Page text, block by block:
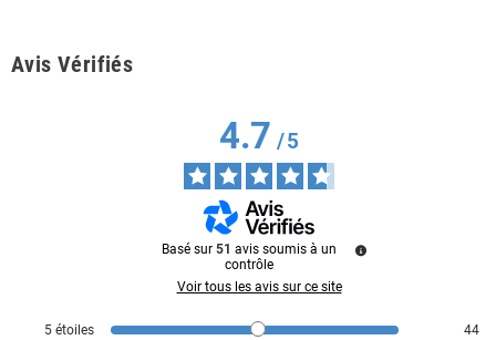
Avis Vérifiés
4.7/5
Basé sur 51 avis soumis à un
contrôle
Voir tous les avis sur ce site
5 étoiles
44